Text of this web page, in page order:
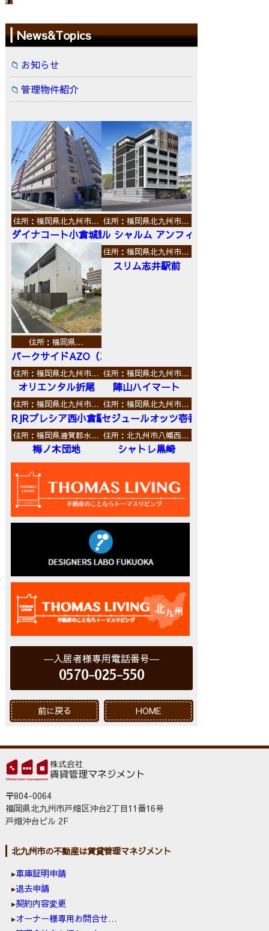
News&Topics
お知らせ
管理物件紹介
住所：福岡県北九州市…
ダイナコート小倉城野
住所：福岡県北九州市…
ル シャルム アンフィニ
住所：福岡県…
パークサイドAZO（エーゼットオー）
住所：福岡県北九州市…
スリム志井駅前
住所：福岡県北九州市…
オリエンタル折尾
住所：福岡県北九州市…
陣山ハイマート
住所：福岡県北九州市…
RJRプレシア西小倉駅前
住所：福岡県北九州市…
セジュールオッツ壱番館
住所：福岡県遠賀郡水…
梅ノ木団地
住所：北九州市八幡西…
シャトレ黒崎
入居者様専用電話番号
0570-025-550
前に戻る HOME
〒804-0064
福岡県北九州市戸畑区沖台2丁目11番16号
戸畑沖台ビル 2F
北九州市の不動産は賃貸管理マネジメント
車庫証明申請
退去申請
契約内容変更
オーナー様専用お問合せ窓口